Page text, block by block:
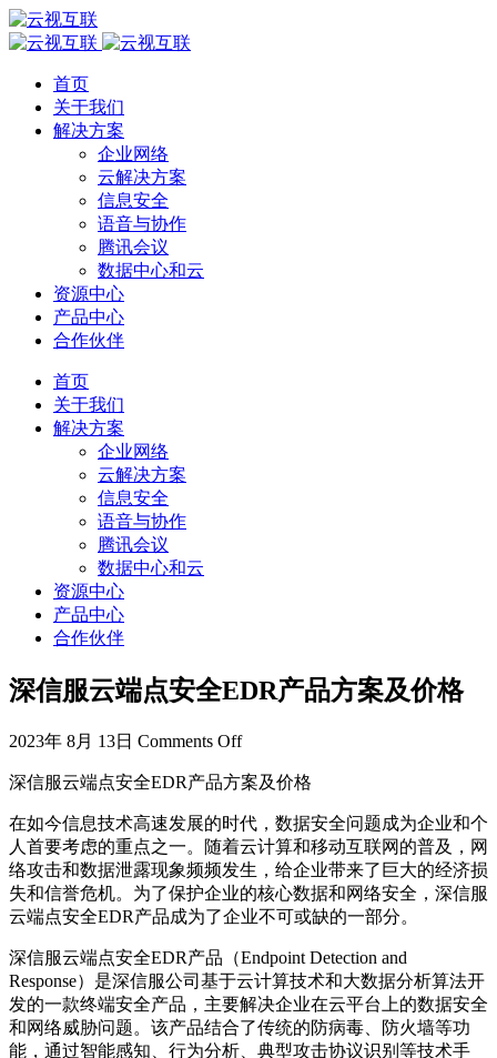
首页
关于我们
解决方案
企业网络
云解决方案
信息安全
语音与协作
腾讯会议
数据中心和云
资源中心
产品中心
合作伙伴
首页
关于我们
解决方案
企业网络
云解决方案
信息安全
语音与协作
腾讯会议
数据中心和云
资源中心
产品中心
合作伙伴
深信服云端点安全EDR产品方案及价格
2023年 8月 13日 Comments Off
深信服云端点安全EDR产品方案及价格
在如今信息技术高速发展的时代，数据安全问题成为企业和个
人首要考虑的重点之一。随着云计算和移动互联网的普及，网
络攻击和数据泄露现象频频发生，给企业带来了巨大的经济损
失和信誉危机。为了保护企业的核心数据和网络安全，深信服
云端点安全EDR产品成为了企业不可或缺的一部分。
深信服云端点安全EDR产品（Endpoint Detection and
Response）是深信服公司基于云计算技术和大数据分析算法开
发的一款终端安全产品，主要解决企业在云平台上的数据安全
和网络威胁问题。该产品结合了传统的防病毒、防火墙等功
能，通过智能感知、行为分析、典型攻击协议识别等技术手